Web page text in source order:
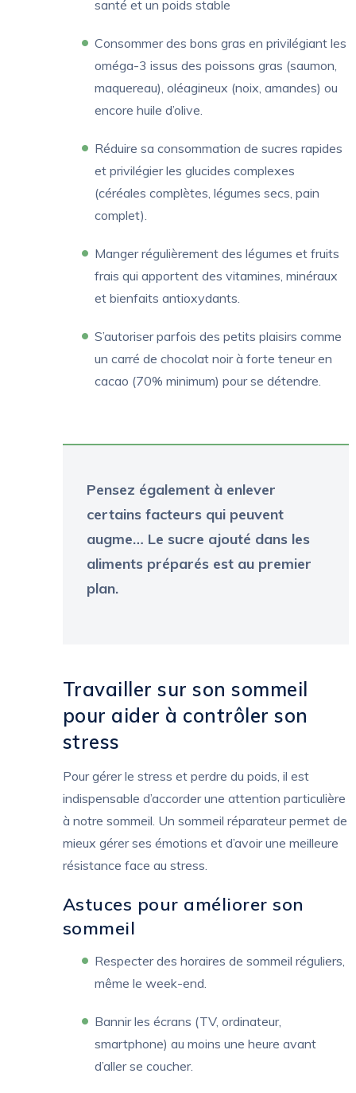
santé et un poids stable
Consommer des bons gras en privilégiant les
oméga-3 issus des poissons gras (saumon,
maquereau), oléagineux (noix, amandes) ou
encore huile d’olive.
Réduire sa consommation de sucres rapides
et privilégier les glucides complexes
(céréales complètes, légumes secs, pain
complet).
Manger régulièrement des légumes et fruits
frais qui apportent des vitamines, minéraux
et bienfaits antioxydants.
S’autoriser parfois des petits plaisirs comme
un carré de chocolat noir à forte teneur en
cacao (70% minimum) pour se détendre.
Pensez également à enlever
certains facteurs qui peuvent
augme… Le sucre ajouté dans les
aliments préparés est au premier
plan.
Travailler sur son sommeil
pour aider à contrôler son
stress
Pour gérer le stress et perdre du poids, il est
indispensable d’accorder une attention particulière
à notre sommeil. Un sommeil réparateur permet de
mieux gérer ses émotions et d’avoir une meilleure
résistance face au stress.
Astuces pour améliorer son
sommeil
Respecter des horaires de sommeil réguliers,
même le week-end.
Bannir les écrans (TV, ordinateur,
smartphone) au moins une heure avant
d’aller se coucher.